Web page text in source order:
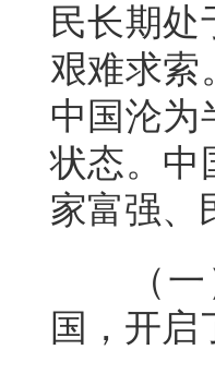
民长期
艰难求索
中国沦为
状态。中
家富强、
（
国，开启